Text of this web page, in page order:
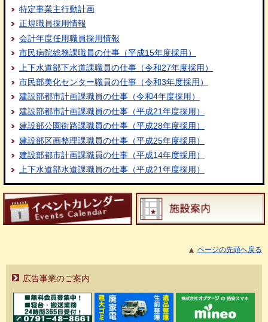
特定事業主行動計画
正規職員採用情報
会計年度任用職員採用情報
市民病院総務課職員の仕事（平成15年度採用）
上下水道部下水道課職員の仕事（令和27年度採用）
市民部美化センター職員の仕事（令和3年度採用）
建設部都市計画課職員の仕事（令和4年度採用）
建設部都市計画課職員の仕事（平成21年度採用）
建設部公園街路課職員の仕事（平成28年度採用）
建設部区画整理課職員の仕事（平成25年度採用）
建設部都市計画課職員の仕事（平成14年度採用）
上下水道部水道課職員の仕事（平成21年度採用）
ページの先頭へ戻る
広告事業のご案内